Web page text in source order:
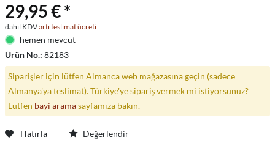
29,95 € *
dahil KDVartı teslimat ücreti
hemen mevcut
Ürün No.: 82183
Siparişler için lütfen Almanca web mağazasına geçin (sadece
Almanya'ya teslimat). Türkiye'ye sipariş vermek mi istiyorsunuz?
Lütfen bayi aramasayfamıza bakın.
Hatırla Değerlendir